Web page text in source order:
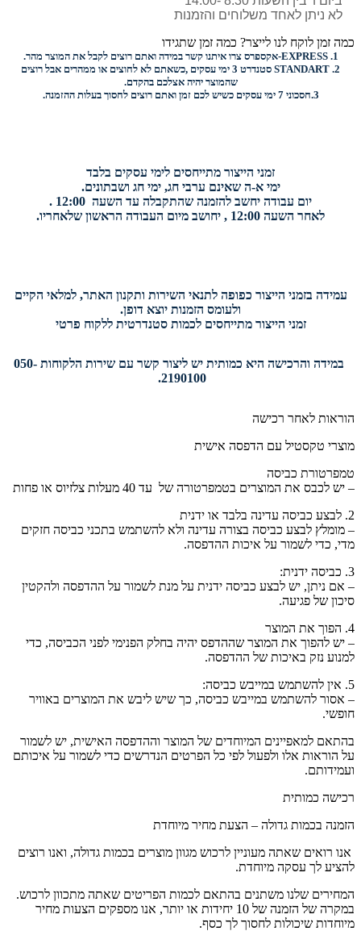
לא ניתן לאחד משלוחים והזמנות
כמה זמן לוקח לנו לייצר? כמה זמן שתגידו
1.
EXPRESS- אקספרס צרו איתנו קשר במידה ואתם רוצים לקבל את המוצר מהר.
2.
STANDART
סטנדרט 3 ימי עסקים ,כשאתם לא לחוצים או ממהרים אבל רוצים
שהמוצר יהיה אצלכם בהקדם.
3. חסכוני7 ימי עסקים כשיש לכם זמן ואתם רוצים לחסוך בעלות ההזמנה.
זמני הייצור מתייחסים לימי עסקים בלבד
ימי א-ה שאינם ערבי חג, ימי חג ושבתונים.
יום עבודה יחשב להזמנה שהתקבלה עד השעה 12:00 .
לאחר השעה 12:00 , יחושב מיום העבודה הראשון שלאחריו.
עמידה בזמני הייצור כפופה לתנאי השירות ותקנון האתר, למלאי הקיים
ולעומס הזמנות יוצא דופן.
זמני הייצור מתייחסים לכמות סטנדרטית ללקוח פרטי
במידה והרכישה היא כמותית יש ליצור קשר עם שירות הלקוחות 050-
2190100.
הוראות לאחר רכישה
מוצרי טקסטיל עם הדפסה אישית
טמפרטורת כביסה
– יש לכבס את המוצרים בטמפרטורה של עד 40 מעלות צלזיוס או פחות
2. לבצע כביסה עדינה בלבד או ידנית
– מומלץ לבצע כביסה בצורה עדינה ולא להשתמש בתכני כביסה חזקים
מדי, כדי לשמור על איכות ההדפסה.
3. כביסה ידנית:
– אם ניתן, יש לבצע כביסה ידנית על מנת לשמור על ההדפסה ולהקטין
סיכון של פגיעה.
4. הפוך את המוצר
– יש להפוך את המוצר שההדפס יהיה בחלק הפנימי לפני הכביסה, כדי
למנוע נזק באיכות של ההדפסה.
5. אין להשתמש במייבש כביסה:
– אסור להשתמש במייבש כביסה, כך שיש ליבש את המוצרים באוויר
חופשי.
בהתאם למאפיינים המיוחדים של המוצר וההדפסה האישית, יש לשמור
על הוראות אלו ולפעול לפי כל הפרטים הנדרשים כדי לשמור על איכותם
ועמידותם.
רכישה כמותית
הזמנה בכמות גדולה – הצעת מחיר מיוחדת
אנו רואים שאתה מעוניין לרכוש מגוון מוצרים בכמות גדולה, ואנו רוצים
להציע לך עסקה מיוחדת.
המחירים שלנו משתנים בהתאם לכמות הפריטים שאתה מתכוון לרכוש.
במקרה של הזמנה של 10 יחידות או יותר, אנו מספקים הצעות מחיר
מיוחדות שיכולות לחסוך לך כסף.